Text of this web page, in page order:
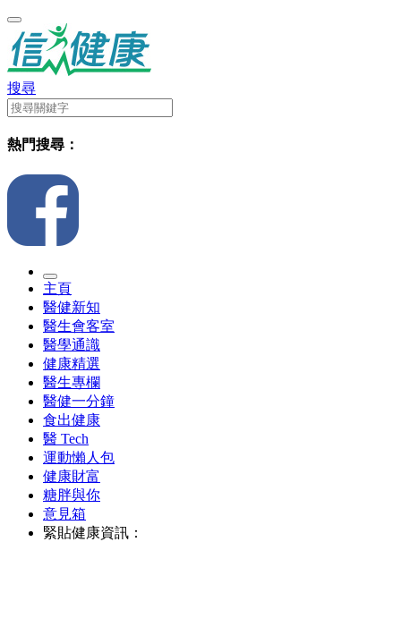
搜尋
熱門搜尋：
主頁
醫健新知
醫生會客室
醫學通識
健康精選
醫生專欄
醫健一分鐘
食出健康
醫 Tech
運動懶人包
健康財富
糖胖與你
意見箱
緊貼健康資訊：